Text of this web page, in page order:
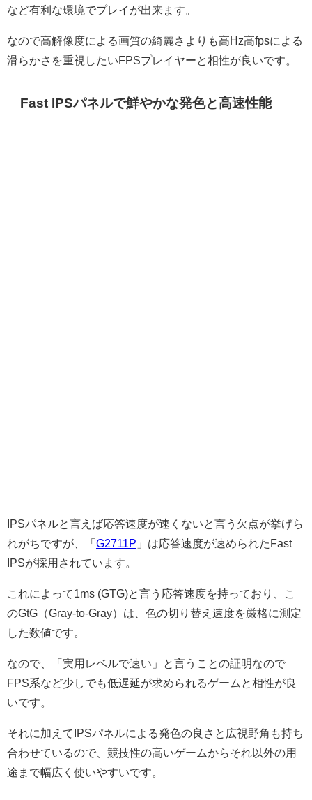
など有利な環境でプレイが出来ます。
なので高解像度による画質の綺麗さよりも高Hz高fpsによる
滑らかさを重視したいFPSプレイヤーと相性が良いです。
Fast IPSパネルで鮮やかな発色と高速性能
IPSパネルと言えば応答速度が速くないと言う欠点が挙げら
れがちですが、「 G2711P 」は応答速度が速められたFast
IPSが採用されています。
これによって1ms (GTG)と言う応答速度を持っており、こ
のGtG（Gray-to-Gray）は、色の切り替え速度を厳格に測定
した数値です。
なので、「実用レベルで速い」と言うことの証明なので
FPS系など少しでも低遅延が求められるゲームと相性が良
いです。
それに加えてIPSパネルによる発色の良さと広視野角も持ち
合わせているので、競技性の高いゲームからそれ以外の用
途まで幅広く使いやすいです。